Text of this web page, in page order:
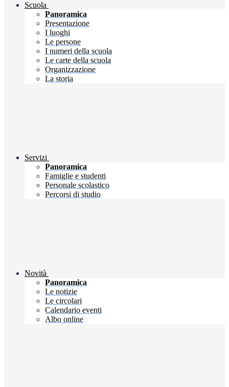
Scuola
Panoramica
Presentazione
I luoghi
Le persone
I numeri della scuola
Le carte della scuola
Organizzazione
La storia
Servizi
Panoramica
Famiglie e studenti
Personale scolastico
Percorsi di studio
Novità
Panoramica
Le notizie
Le circolari
Calendario eventi
Albo online